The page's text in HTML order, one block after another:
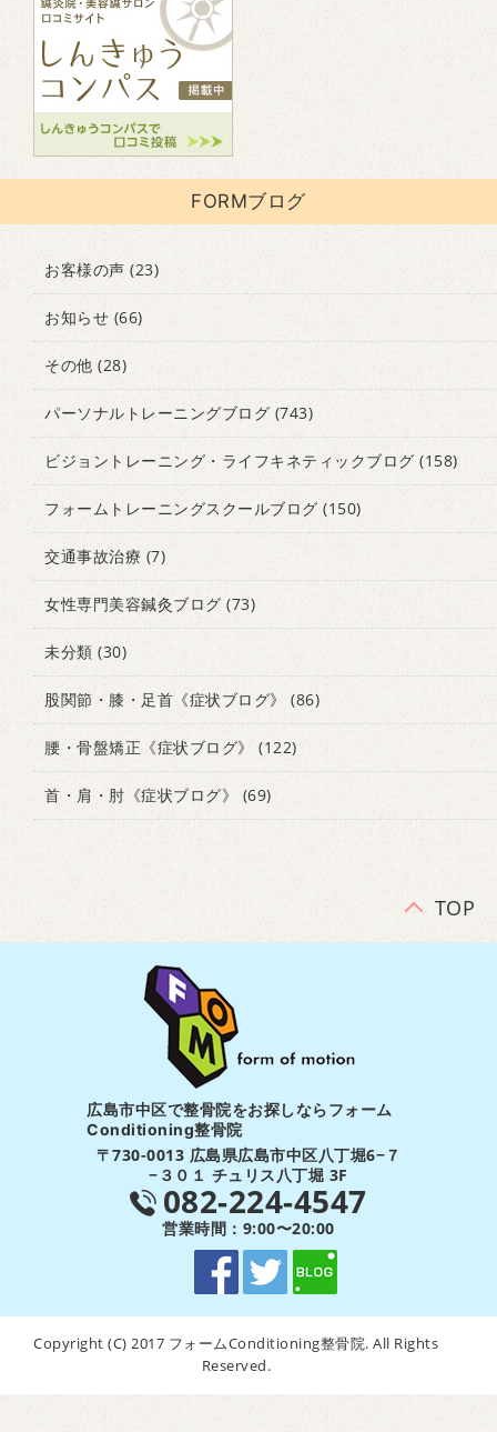
FORMブログ
お客様の声 (23)
お知らせ (66)
その他 (28)
パーソナルトレーニングブログ(743)
ビジョントレーニング・ライフキネティックブログ (158)
フォームトレーニングスクールブログ (150)
交通事故治療 (7)
女性専門美容鍼灸ブログ (73)
未分類 (30)
股関節・膝・足首《症状ブログ》 (86)
腰・骨盤矯正《症状ブログ》 (122)
首・肩・肘《症状ブログ》 (69)
TOP
広島市中区で整骨院をお探しならフォーム
Conditioning整骨院
〒730-0013 広島県広島市中区八丁堀6−７
−３０１ チュリス八丁堀 3F
082-224-4547
営業時間：9:00〜20:00
Copyright (C) 2017 フォームConditioning整骨院. All Rights
Reserved.